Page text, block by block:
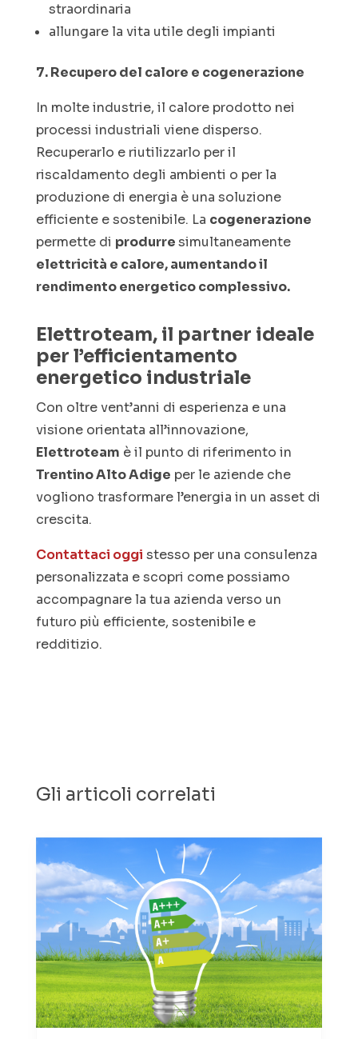
straordinaria
allungare la vita utile degli impianti
7. Recupero del calore e cogenerazione
In molte industrie, il calore prodotto nei
processi industriali viene disperso.
Recuperarlo e riutilizzarlo per il
riscaldamento degli ambienti o per la
produzione di energia è una soluzione
efficiente e sostenibile. La cogenerazione
permette di produrresimultaneamente
elettricità e calore, aumentando il
rendimento energetico complessivo.
Elettroteam, il partner ideale
per l’efficientamento
energetico industriale
Con oltre vent’anni di esperienza e una
visione orientata all’innovazione,
Elettroteam è il punto di riferimento in
Trentino Alto Adige per le aziende che
vogliono trasformare l’energia in un asset di
crescita.
Contattaci oggi stesso per una consulenza
personalizzata e scopri come possiamo
accompagnare la tua azienda verso un
futuro più efficiente, sostenibile e
redditizio.
Gli articoli correlati